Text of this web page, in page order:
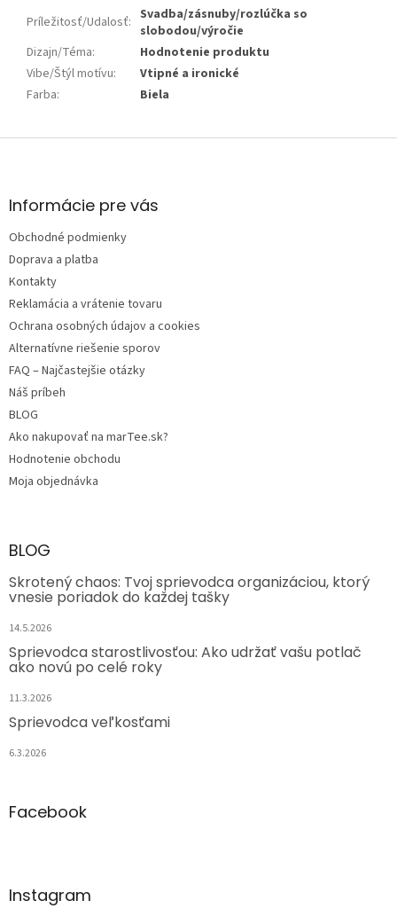
Príležitosť/Udalosť: Svadba/zásnuby/rozlúčka so
slobodou/výročie
Dizajn/Téma:
Hodnotenie produktu
Vibe/Štýl motívu:
Vtipné a ironické
Farba: Biela
Z
ä
e
Informácie pre vás
Obchodné podmienky
Doprava a platba
Kontakty
Reklamácia a vrátenie tovaru
Ochrana osobných údajov a cookies
Alternatívne riešenie sporov
FAQ – Najčastejšie otázky
Náš príbeh
BLOG
Ako nakupovať na marTee.sk?
Hodnotenie obchodu
Moja objednávka
BLOG
Skrotený chaos: Tvoj sprievodca organizáciou, ktorý
vnesie poriadok do každej tašky
14.5.2026
Sprievodca starostlivosťou: Ako udržať vašu potlač
ako novú po celé roky
11.3.2026
Sprievodca veľkosťami
6.3.2026
Facebook
Instagram